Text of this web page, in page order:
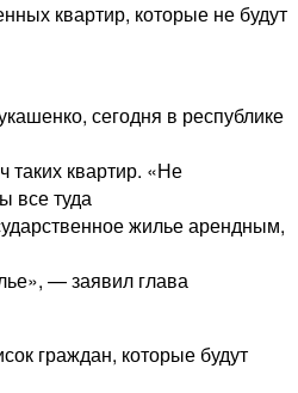
квартир, которые не будут
сегодня в республике
таких квартир. «Не
все туда
жилье арендным,
— заявил глава
граждан, которые будут